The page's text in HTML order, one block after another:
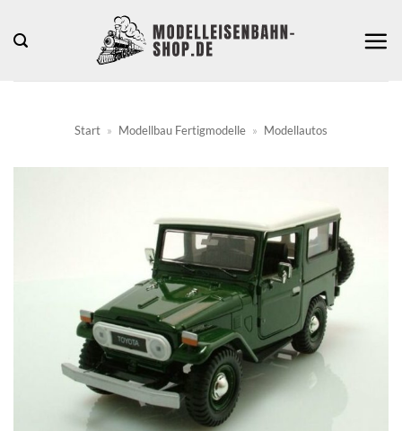
Inhalt
Start » Modellbau Fertigmodelle » Modellautos